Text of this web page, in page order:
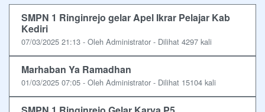
SMPN 1 Ringinrejo gelar Apel Ikrar Pelajar Kab
Kediri
07/03/2025 21:13 - Oleh Administrator - Dilihat 4297 kali
Marhaban Ya Ramadhan
01/03/2025 07:05 - Oleh Administrator - Dilihat 15104 kali